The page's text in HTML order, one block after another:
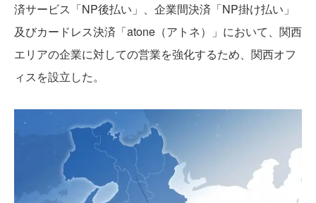
済サービス「NP後払い」、企業間決済「NP掛け払い」
及びカードレス決済「atone（アトネ）」において、関西
エリアの企業に対しての営業を強化するため、関西オフ
ィスを設立した。